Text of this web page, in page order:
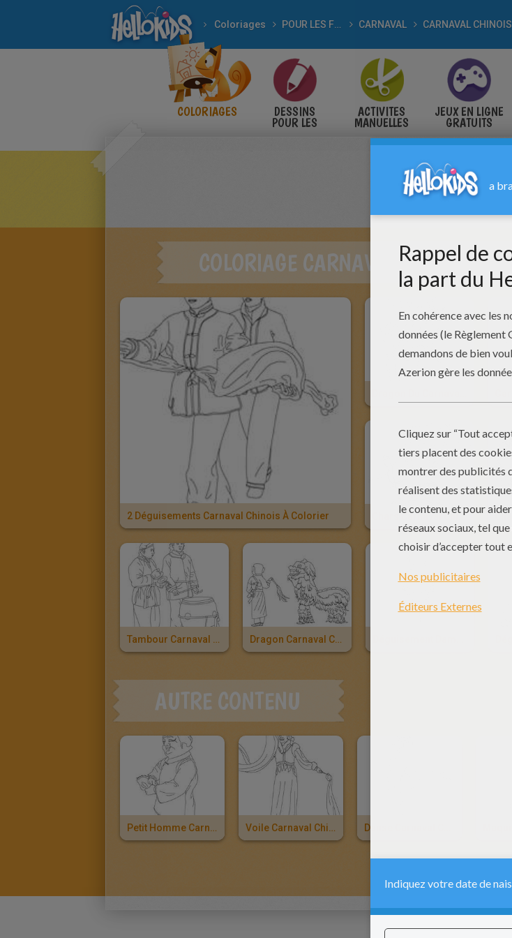
Coloriages POUR LES FÊTES CARNAVAL CARNAVAL CHINOIS
COLORIAGES DESSINS
POUR LES
ACTIVITES
MANUELLES
JEUX EN LIGNE
GRATUITS
COLORIAGE CARNAVAL CHINOIS
2 Déguisements Carnaval Chinois À Colorier Chars Carnaval Chinois À Colorier
Tambour Carnaval Chinois À Colorier Dragon Carnaval Chinois À Colorier
AUTRE CONTENU
Petit Homme Carnaval Chinois À Colorier Voile Carnaval Chinois À Colorier